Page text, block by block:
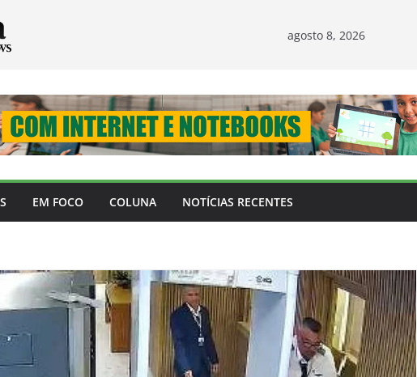
agosto 8, 2026
EM FOCO COLUNA NOTÍCIAS RECENTES